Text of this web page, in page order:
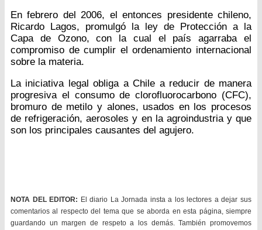
En febrero del 2006, el entonces presidente chileno,
Ricardo Lagos, promulgó la ley de Protección a la
Capa de Ozono, con la cual el país agarraba el
compromiso de cumplir el ordenamiento internacional
sobre la materia.
La iniciativa legal obliga a Chile a reducir de manera
progresiva el consumo de clorofluorocarbono (CFC),
bromuro de metilo y alones, usados en los procesos
de refrigeración, aerosoles y en la agroindustria y que
son los principales causantes del agujero.
NOTA DEL EDITOR: El diario La Jornada insta a los lectores a dejar sus
comentarios al respecto del tema que se aborda en esta página, siempre
guardando un margen de respeto a los demás. También promovemos